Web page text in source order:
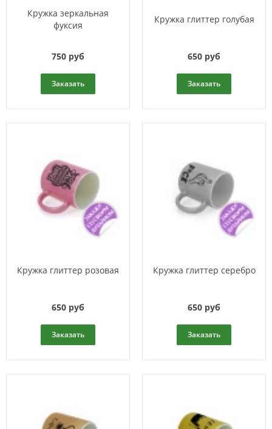
Кружка зеркальная
фуксия
750 руб
Заказать
Кружка глиттер голубая
650 руб
Заказать
Кружка глиттер розовая
650 руб
Заказать
Кружка глиттер серебро
650 руб
Заказать